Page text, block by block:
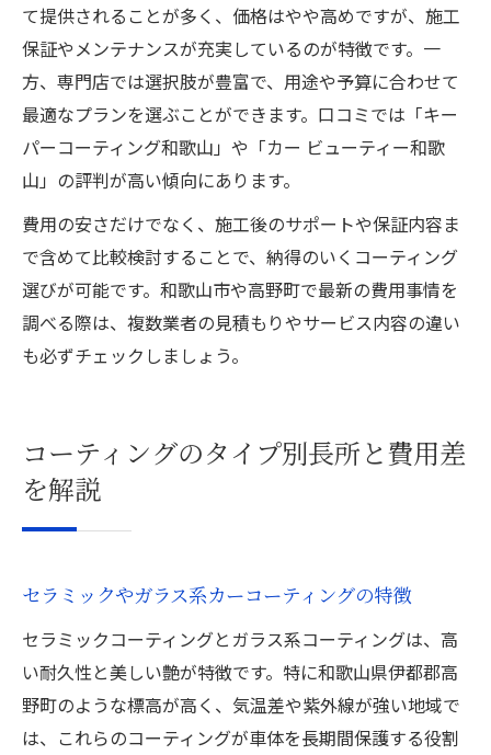
て提供されることが多く、価格はやや高めですが、施工
保証やメンテナンスが充実しているのが特徴です。一
方、専門店では選択肢が豊富で、用途や予算に合わせて
最適なプランを選ぶことができます。口コミでは「キー
パーコーティング和歌山」や「カー ビューティー和歌
山」の評判が高い傾向にあります。
費用の安さだけでなく、施工後のサポートや保証内容ま
で含めて比較検討することで、納得のいくコーティング
選びが可能です。和歌山市や高野町で最新の費用事情を
調べる際は、複数業者の見積もりやサービス内容の違い
も必ずチェックしましょう。
コーティングのタイプ別長所と費用差
を解説
セラミックやガラス系カーコーティングの特徴
セラミックコーティングとガラス系コーティングは、高
い耐久性と美しい艶が特徴です。特に和歌山県伊都郡高
野町のような標高が高く、気温差や紫外線が強い地域で
は、これらのコーティングが車体を長期間保護する役割